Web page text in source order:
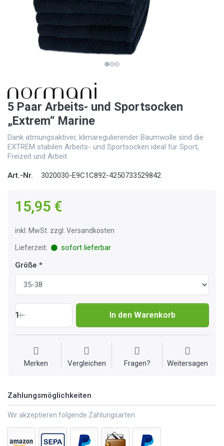
5 Paar Arbeits- und Sportsocken
„Extrem“ Marine
Dank atmungsaktiver, klimaregulierender Baumwolle sind die
EXTREM stabilen Arbeits- und Sportsocken ideal für Sport,
Freizeit und Arbeit.
Art.-Nr. 3020030-E9C1C892-4250733529842
15,95 €
inkl. MwSt. zzgl. Versandkosten
Lieferzeit:
sofort lieferbar
Größe
1 In den Warenkorb
Merken Vergleichen Fragen? Weitersagen
Zahlungsmöglichkeiten
Wir akzeptieren folgende Zahlungsarten